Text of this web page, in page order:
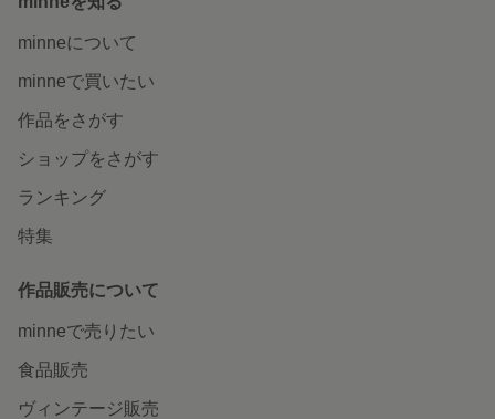
minneについて
minneで買いたい
作品をさがす
ショップをさがす
ランキング
特集
作品販売について
minneで売りたい
食品販売
ヴィンテージ販売